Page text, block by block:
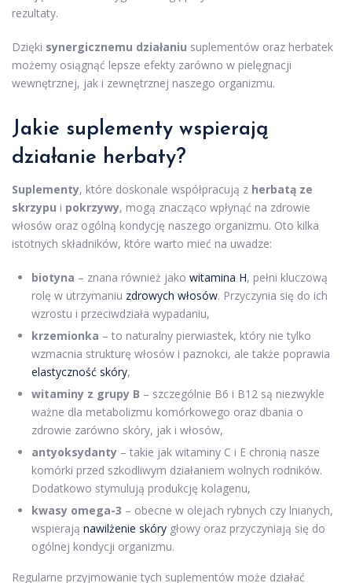
rezultaty.
Dzięki synergicznemu działaniu suplementów oraz herbatek
możemy osiągnąć lepsze efekty zarówno w pielęgnacji
wewnętrznej, jak i zewnętrznej naszego organizmu.
Jakie suplementy wspierają
działanie herbaty?
Suplementy, które doskonale współpracują z herbatą ze
skrzypu i pokrzywy, mogą znacząco wpłynąć na zdrowie
włosów oraz ogólną kondycję naszego organizmu. Oto kilka
istotnych składników, które warto mieć na uwadze:
biotyna – znana również jako witamina H, pełni kluczową
rolę w utrzymaniu zdrowych włosów. Przyczynia się do ich
wzrostu i przeciwdziała wypadaniu,
krzemionka – to naturalny pierwiastek, który nie tylko
wzmacnia strukturę włosów i paznokci, ale także poprawia
elastyczność skóry,
witaminy z grupy B – szczególnie B6 i B12 są niezwykle
ważne dla metabolizmu komórkowego oraz dbania o
zdrowie zarówno skóry, jak i włosów,
antyoksydanty – takie jak witaminy C i E chronią nasze
komórki przed szkodliwym działaniem wolnych rodników.
Dodatkowo stymulują produkcję kolagenu,
kwasy omega-3 – obecne w olejach rybnych czy lnianych,
wspierają nawilżenie skóry głowy oraz przyczyniają się do
ogólnej kondycji organizmu.
Regularne przyjmowanie tych suplementów może działać